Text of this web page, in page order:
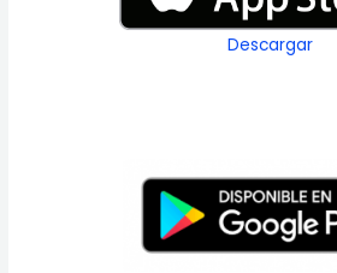
Descargar